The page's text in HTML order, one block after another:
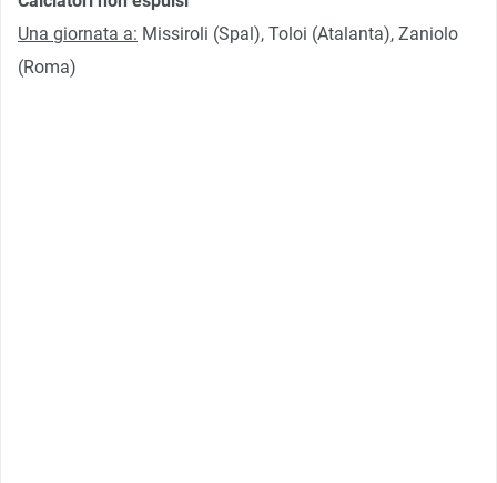
Una giornata a: Missiroli (Spal), Toloi (Atalanta), Zaniolo
(Roma)